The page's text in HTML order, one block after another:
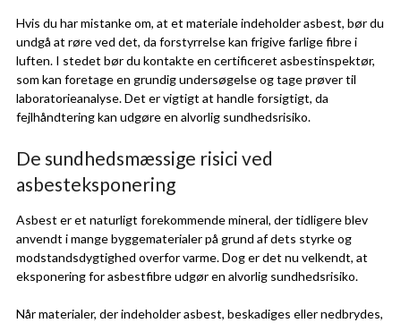
Hvis du har mistanke om, at et materiale indeholder asbest, bør du
undgå at røre ved det, da forstyrrelse kan frigive farlige fibre i
luften. I stedet bør du kontakte en certificeret asbestinspektør,
som kan foretage en grundig undersøgelse og tage prøver til
laboratorieanalyse. Det er vigtigt at handle forsigtigt, da
fejlhåndtering kan udgøre en alvorlig sundhedsrisiko.
De sundhedsmæssige risici ved
asbesteksponering
Asbest er et naturligt forekommende mineral, der tidligere blev
anvendt i mange byggematerialer på grund af dets styrke og
modstandsdygtighed overfor varme. Dog er det nu velkendt, at
eksponering for asbestfibre udgør en alvorlig sundhedsrisiko.
Når materialer, der indeholder asbest, beskadiges eller nedbrydes,